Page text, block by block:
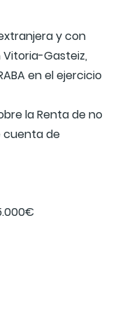
y con
Gasteiz,
en el ejercicio
la Renta de no
cuenta de